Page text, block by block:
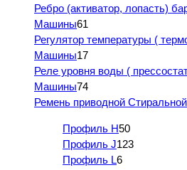
Ребро (активатор, лопасть)
Машины61
Регулятор температуры (
Машины17
Реле уровня воды (
Машины74
Ремень приводной
Профиль H50
Профиль J123
Профиль L6